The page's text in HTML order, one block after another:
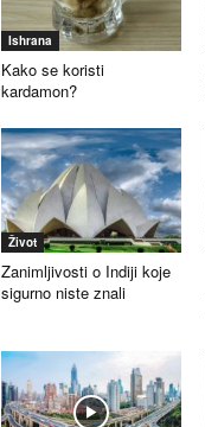
Ishrana
Kako se koristi
kardamon?
Život
Zanimljivosti o Indiji koje
sigurno niste znali